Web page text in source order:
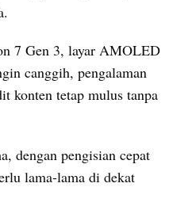
7 Gen 3, layar AMOLED
konten tetap mulus tanpa
dengan pengisian cepat
lama-lama di dekat